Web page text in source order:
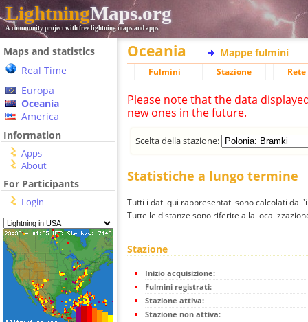
LightningMaps.org
A community project with free lightning maps and apps
Maps and statistics
Real Time
Europa
Oceania
America
Information
Apps
About
For Participants
Login
Oceania Mappe fulmini
Fulmini Stazione
Please note that the data
new ones in the future.
Scelta della stazione:
Statistiche a lungo termine
Tutti i dati qui rappresentati sono calcolati
Tutte le distanze sono riferite alla
Stazione
Inizio acquisizione:
Fulmini registrati:
Stazione attiva:
Stazione non attiva: